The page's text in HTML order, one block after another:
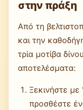
στην πράξη
Από τη
και την
τρία μοτίβα
αποτελέσματα:
Ξεκινήστε με
προσθέστε